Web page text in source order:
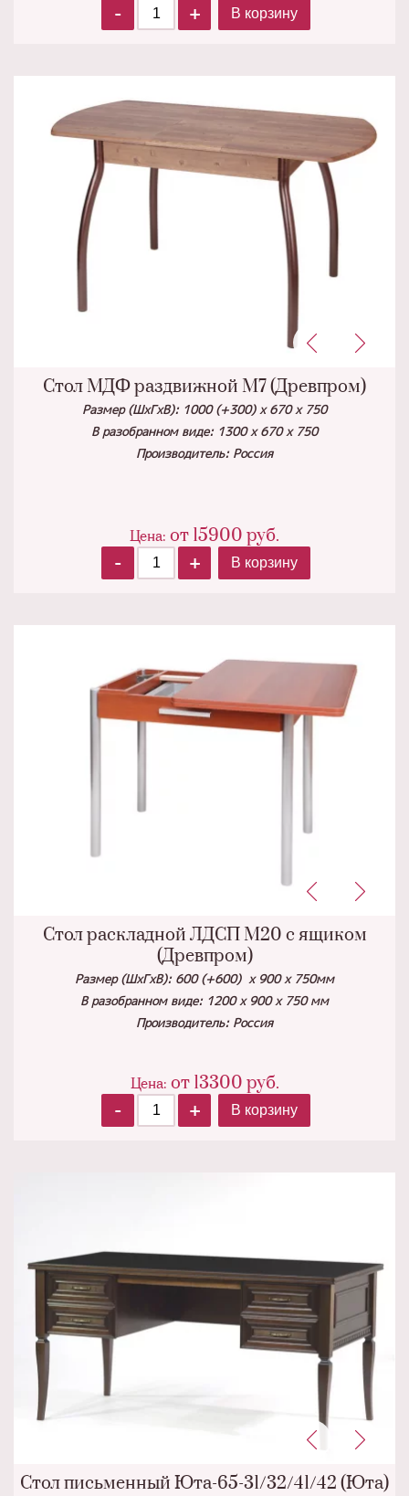
-
+ В корзину
Стол МДФ раздвижной М7 (Древпром)
Размер (ШхГхВ): 1000 (+300) х 670 х 750
В разобранном виде: 1300 х 670 х 750
Производитель: Россия
Цена: от 15900 руб.
-
+ В корзину
Стол раскладной ЛДСП М20 с ящиком
(Древпром)
Размер (ШхГхВ): 600 (+600) х 900 х 750мм
В разобранном виде: 1200 х 900 х 750 мм
Производитель: Россия
Цена: от 13300 руб.
-
+ В корзину
Стол письменный Юта-65-31/32/41/42 (Юта)